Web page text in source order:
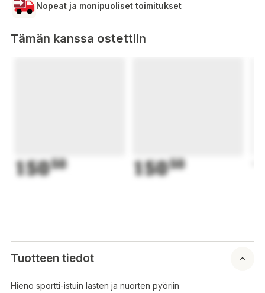
Nopeat ja monipuoliset toimitukset
Tämän kanssa ostettiin
15050 15050
Tuotteen tiedot
Hieno sportti-istuin lasten ja nuorten pyöriin